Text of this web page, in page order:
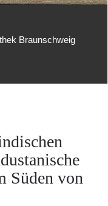
Braunschweig
Süden von